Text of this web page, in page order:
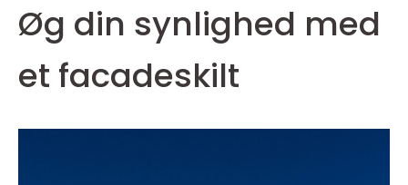
Øg din synlighed med
et facadeskilt